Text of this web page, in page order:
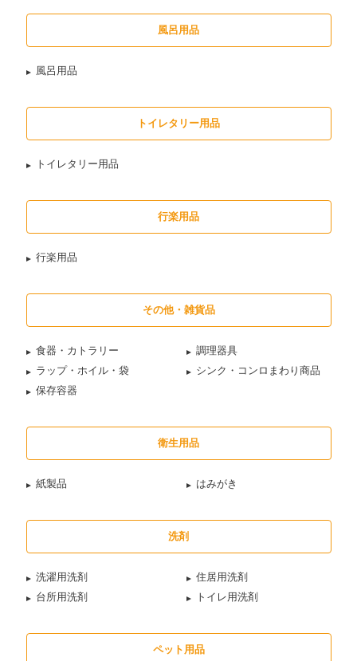
風呂用品
風呂用品
トイレタリー用品
トイレタリー用品
行楽用品
行楽用品
その他・雑貨品
食器・カトラリー
調理器具
ラップ・ホイル・袋
シンク・コンロまわり商品
保存容器
衛生用品
紙製品 はみがき
洗剤
洗濯用洗剤
住居用洗剤
台所用洗剤
トイレ用洗剤
ペット用品